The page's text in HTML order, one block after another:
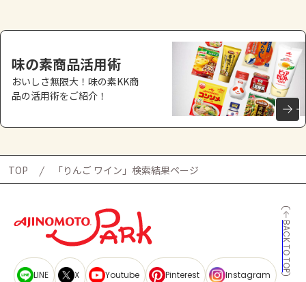
味の素商品活用術
おいしさ無限大！味の素KK商
品の活用術をご紹介！
TOP 「りんご ワイン」検索結果ページ
BACK TO TOP
LINE X Youtube Pinterest Instagram